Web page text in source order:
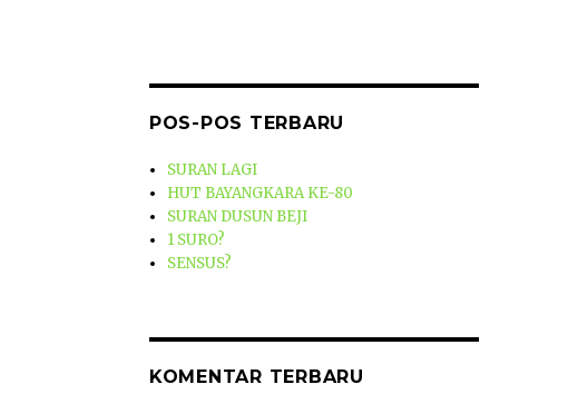
POS-POS TERBARU
SURAN LAGI
HUT BAYANGKARA KE-80
SURAN DUSUN BEJI
1 SURO?
SENSUS?
KOMENTAR TERBARU